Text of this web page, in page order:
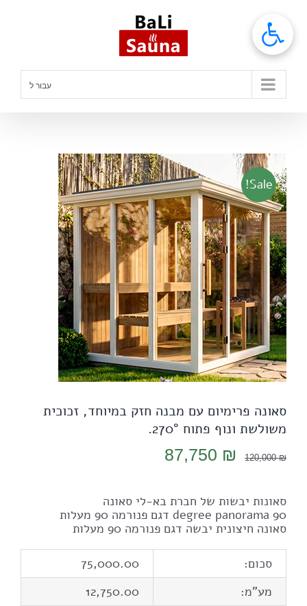
עבור ל
Sale!
סאונה פרימיום עם מבנה חזק במיוחד, זכוכית
משולשת ונוף פתוח 270°.
120,000₪
המחיר
היה:
120,000 ₪.
87,750 ₪
הוא:
87,750 ₪.
סאונות יבשות של חברת בא-לי סאונה
90 degree panorama דגם פנורמה 90 מעלות
סאונה חיצונית יבשה דגם פנורמה 90 מעלות
סכום:
75,000.00
מע"מ:
12,750.00